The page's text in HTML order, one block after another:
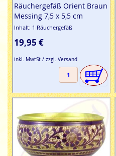
Räuchergefäß Orient Braun
Messing 7,5 x 5,5 cm
Inhalt: 1 Räuchergefäß
19,95 €
inkl. MwtSt / zzgl. Versand